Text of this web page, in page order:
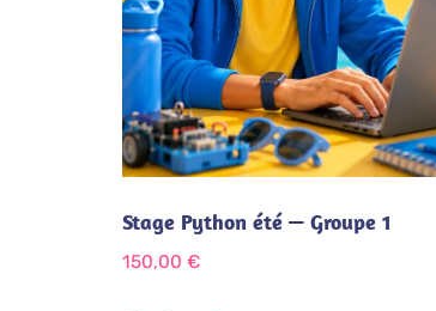
Stage Python été — Groupe 1
150,00 €